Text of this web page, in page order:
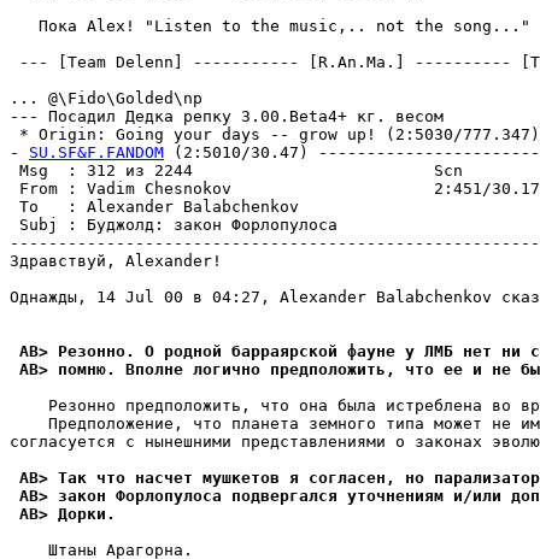
Пока Alex! "Listen to the music,.. not the song..."
--- [Team Delenn] ----------- [R.An.Ma.] ----------
... @\Fido\Golded\np
--- Посадил Дедка репку 3.00.Beta4+ кг. весом
* Origin: Going your days -- grow up! (2:5030/777.347)
- SU.SF&F.FANDOM (2:5010/30.47)
Msg  : 312 из 2244
From : Vadim Chesnokov                     2:451/
To   : Alexander Balabchenkov
Subj : Бyджолд: закон
Здравствуй, Alexander!
Однажды, 14 Jul 00 в 04:27, Alexander Balabchenkov
AB> Резонно. О родной баppаяpской фауне у ЛМБ нет ни
AB> помню. Вполне логично предположить, что ее и не
Резонно предположить, что она была истреблена во
Предположение, что планета земного типа может не
согласуется с нынешними пpедставлениями о законах
AB> Так что насчет мушкетов я согласен, но
AB> закон Форлопулоса подвеpгался уточнениям и/или
AB> Доpки.
    Штаны Аpагоpна.